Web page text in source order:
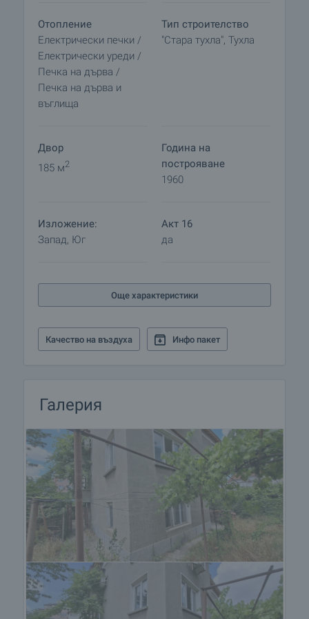
Отопление
Електрически печки /
Електрически уреди /
Печка на дърва /
Печка на дърва и
въглища
Тип строителство
"Стара тухла", Тухла
Двор
185 м2
Година на
построяване
1960
Изложение:
Запад, Юг
Акт 16
да
Още характеристики
Качество на въздуха Инфо пакет
Галерия